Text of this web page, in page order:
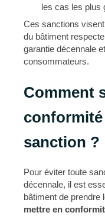
les cas les plus
Ces sanctions
du bâtiment
garantie décennale
consommateurs.
Comment
sanction ?
Pour éviter toute
décennale, il est
bâtiment de
mettre en